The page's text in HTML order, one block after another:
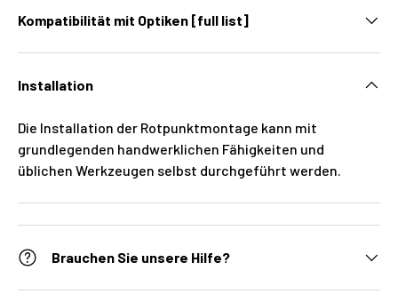
Kompatibilität mit Optiken [full list]
Installation
Die Installation der Rotpunktmontage kann mit
grundlegenden handwerklichen Fähigkeiten und
üblichen Werkzeugen selbst durchgeführt werden.
Brauchen Sie unsere Hilfe?